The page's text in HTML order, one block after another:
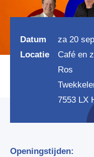
Datum
za 20 sep
Locatie
Café en
Ros
7553 LX
Openingstijden: